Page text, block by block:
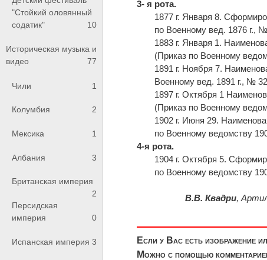
"Стойкий оловянный
содатик"
10
Историческая музыка и
видео
77
Чили 1
Колумбия 2
Мексика 1
Албания 3
Британская империя
2
Персидская
империя
0
Испанская империя 3
3- я рота.
1877 г. Января 8.
по Военному вед. 1876 г.,
1883 г. Января 1.
(Приказ по Военному
1891 г. Ноября 7.
Военному вед. 1891 г., №
1897 г. Октября 1
(Приказ по Военному
1902 г. Июня 29.
по Военному ведомству
4-я рота.
1904 г. Октября 5.
по Военному ведомству
В.В. Квадри,
Если у Вас есть изображение
Можно с помощью